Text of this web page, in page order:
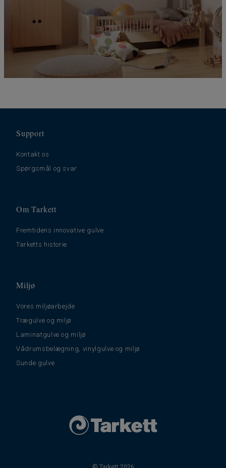
Support
Kontakt os
Spørgsmål og svar
Om Tarkett
Fremtidens innovative gulve
Tarketts historie
Miljø
Vores miljøarbejde
Trægulve og miljø
Laminatgulve og miljø
Vådrumsbelægning, vinylgulve og miljø
Sunde gulve